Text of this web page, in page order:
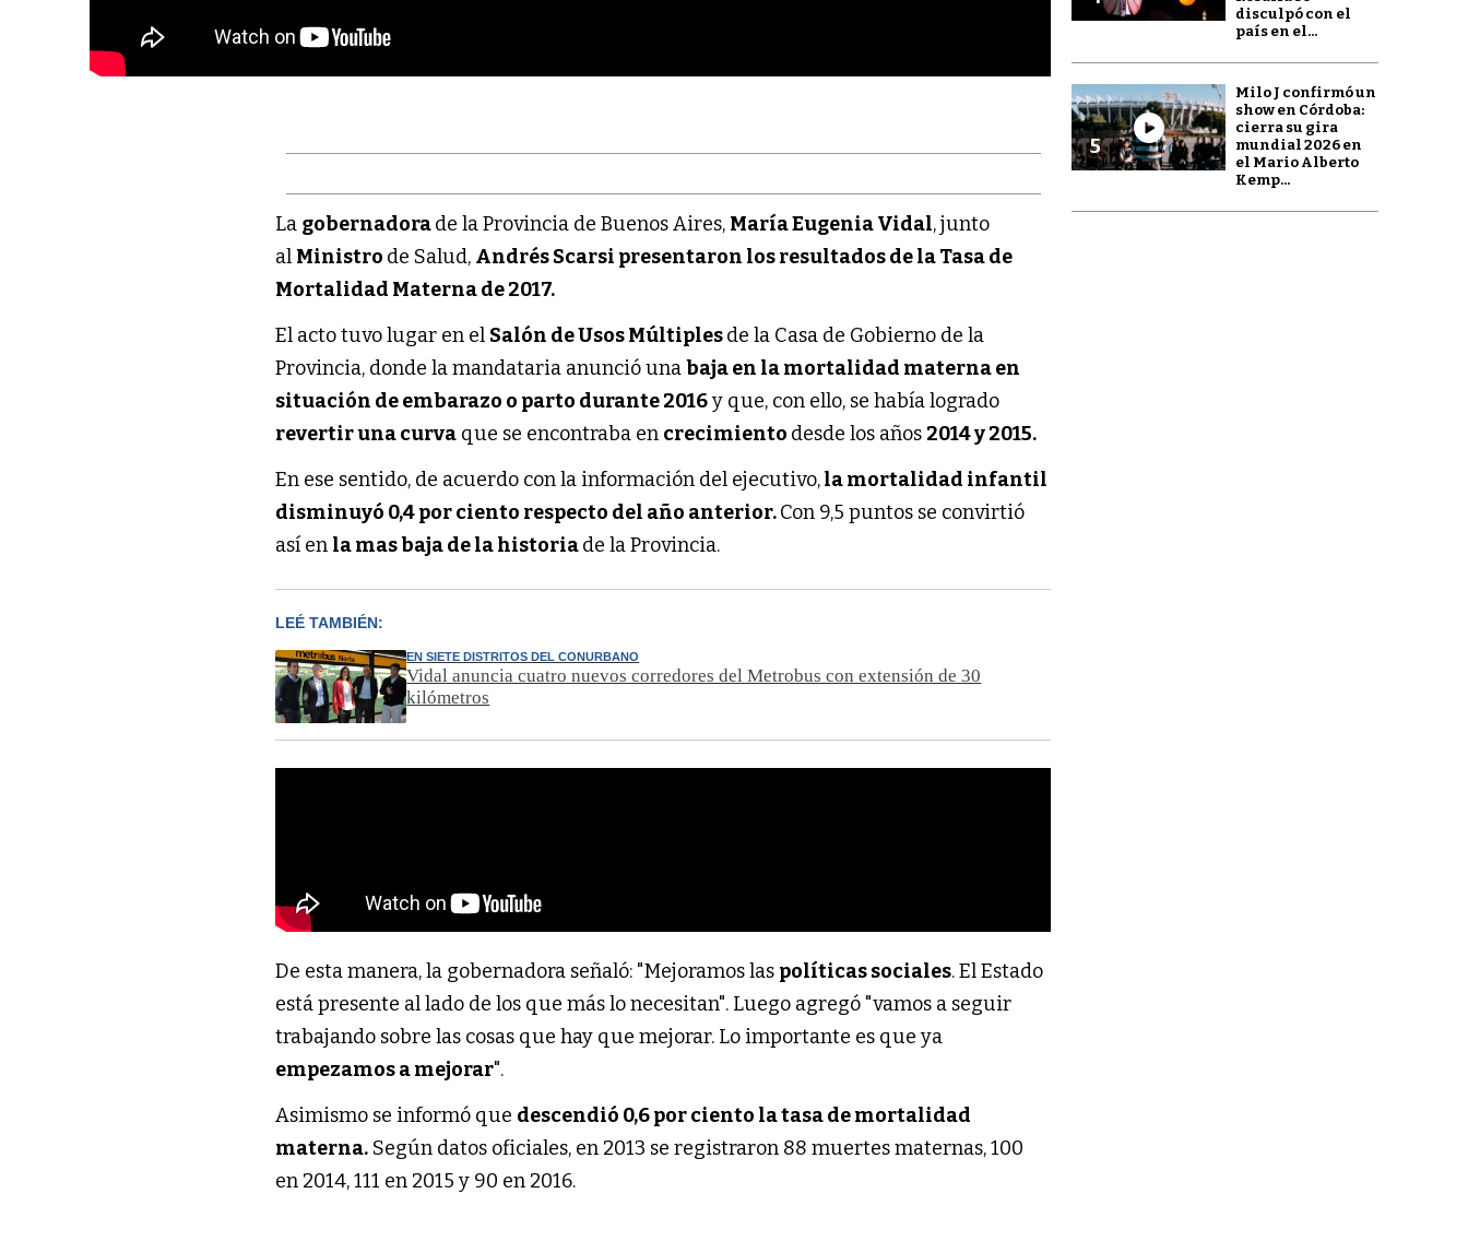
La gobernadorade la Provincia de Buenos Aires, María Eugenia Vidal, junto
al Ministro de Salud, Andrés Scarsi presentaron los resultados de la Tasa de
Mortalidad Materna de 2017.
El acto tuvo lugar en el Salón de Usos Múltiplesde la Casa de Gobierno de la
Provincia, donde la mandataria anunció unabaja en la mortalidad materna en
situación de embarazo o parto durante 2016y que, con ello, se había logrado
revertir una curva que se encontraba en crecimiento desde los años 2014 y 2015.
En ese sentido, de acuerdo con la información del ejecutivo,la mortalidad infantil
disminuyó 0,4 por ciento respecto del año anterior.Con 9,5 puntos se convirtió
así en la mas baja de la historiade la Provincia.
LEÉ TAMBIÉN:
EN SIETE DISTRITOS DEL CONURBANO
Vidal anuncia cuatro nuevos corredores del Metrobus con extensión de 30
kilómetros
De esta manera, la gobernadora señaló: "Mejoramos las políticas sociales. El Estado
está presente al lado de los que más lo necesitan". Luego agregó "vamos a seguir
trabajando sobre las cosas que hay que mejorar. Lo importante es que ya
empezamos a mejorar".
Asimismo se informó que descendió 0,6 por ciento la tasa de mortalidad
materna. Según datos oficiales, en 2013 se registraron 88 muertes maternas, 100
en 2014, 111 en 2015 y 90 en 2016.
disculpó con el
país en el...
5
Milo J confirmó un
show en Córdoba:
cierra su gira
mundial 2026 en
el Mario Alberto
Kemp...